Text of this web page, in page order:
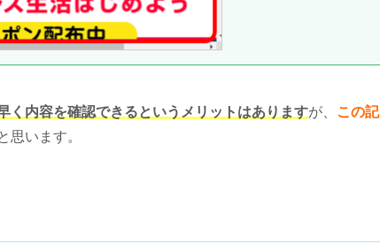
く内容を確認できるというメリットはありますが、 この記
思います。